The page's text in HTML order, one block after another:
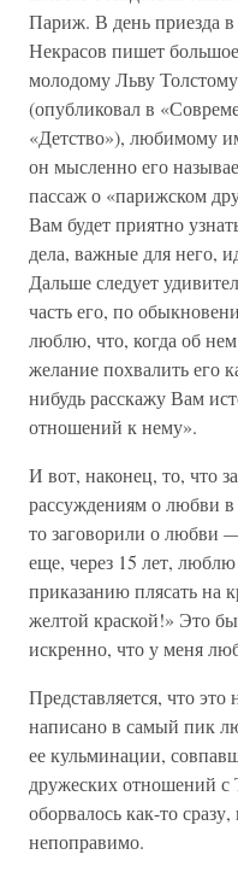
Париж. В день приезда
Некрасов пишет
молодому Льву
(опубликовал в
«Детство»), любимому
он мысленно его
пассаж о «парижском
Вам будет приятно
дела, важные для него,
Дальше следует
часть его, по
люблю, что, когда об
желание похвалить его
нибудь расскажу Вам
отношений к нему».
И вот, наконец, то, что
рассуждениям о любви
то заговорили о любви
еще, через 15 лет,
приказанию плясать
желтой краской!» Это
искренно, что у меня
Представляется, что
написано в самый пик
ее кульминации,
дружеских отношений с
оборвалось как-то
непоправимо.